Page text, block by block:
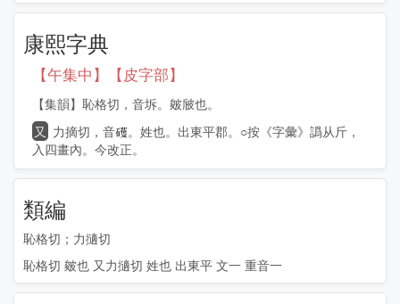
康熙字典
【午集中】【皮字部】
【集韻】恥格切，音坼。皴㿭也。
又 力摘切，音
。姓也。出東平郡。○按《字彙》譌从斤，
入四畫內。今改正。
類編
恥格切；力擿切
恥格切 皴也 又力擿切 姓也 出東平 文一 重音一